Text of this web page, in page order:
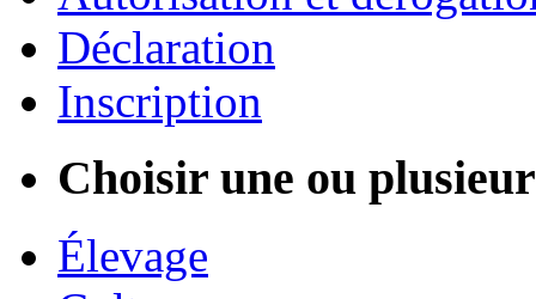
Déclaration
Inscription
Choisir une ou
Élevage